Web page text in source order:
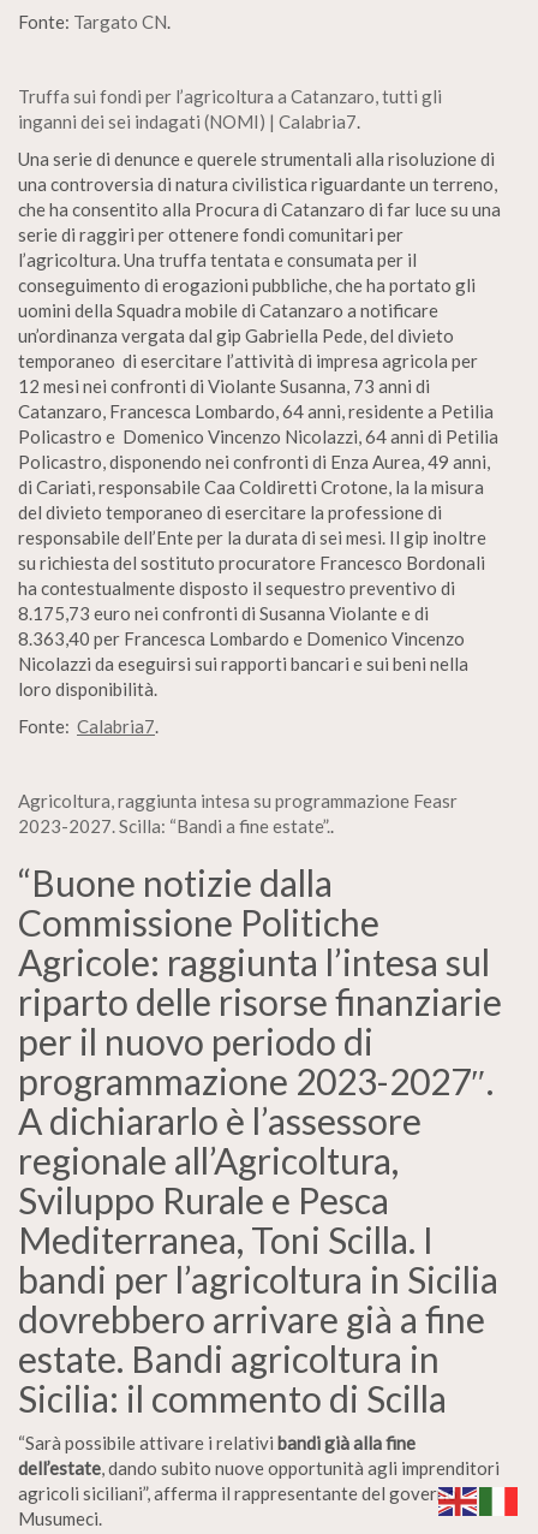
Fonte: Targato CN.
Truffa sui fondi per l’agricoltura a Catanzaro, tutti gli
inganni dei sei indagati (NOMI) | Calabria7.
Una serie di denunce e querele strumentali alla risoluzione di
una controversia di natura civilistica riguardante un terreno,
che ha consentito alla Procura di Catanzaro di far luce su una
serie di raggiri per ottenere fondi comunitari per
l’agricoltura. Una truffa tentata e consumata per il
conseguimento di erogazioni pubbliche, che ha portato gli
uomini della Squadra mobile di Catanzaro a notificare
un’ordinanza vergata dal gip Gabriella Pede, del divieto
temporaneo di esercitare l’attività di impresa agricola per
12 mesi nei confronti di Violante Susanna, 73 anni di
Catanzaro, Francesca Lombardo, 64 anni, residente a Petilia
Policastro e Domenico Vincenzo Nicolazzi, 64 anni di Petilia
Policastro, disponendo nei confronti di Enza Aurea, 49 anni,
di Cariati, responsabile Caa Coldiretti Crotone, la la misura
del divieto temporaneo di esercitare la professione di
responsabile dell’Ente per la durata di sei mesi. Il gip inoltre
su richiesta del sostituto procuratore Francesco Bordonali
ha contestualmente disposto il sequestro preventivo di
8.175,73 euro nei confronti di Susanna Violante e di
8.363,40 per Francesca Lombardo e Domenico Vincenzo
Nicolazzi da eseguirsi sui rapporti bancari e sui beni nella
loro disponibilità.
Fonte: Calabria7.
Agricoltura, raggiunta intesa su programmazione Feasr
2023-2027. Scilla: “Bandi a fine estate”..
“Buone notizie dalla
Commissione Politiche
Agricole: raggiunta l’intesa sul
riparto delle risorse finanziarie
per il nuovo periodo di
programmazione 2023-2027″.
A dichiararlo è l’assessore
regionale all’Agricoltura,
Sviluppo Rurale e Pesca
Mediterranea, Toni Scilla. I
bandi per l’agricoltura in Sicilia
dovrebbero arrivare già a fine
estate. Bandi agricoltura in
Sicilia: il commento di Scilla
“Sarà possibile attivare i relativi bandi già alla fine
dell’estate, dando subito nuove opportunità agli imprenditori
agricoli siciliani”, afferma il rappresentante del governo
Musumeci.